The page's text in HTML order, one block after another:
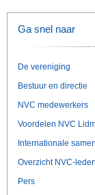
Ga snel naar
De vereniging
Bestuur en directie
NVC medewerkers
Voordelen NVC
Internationale
Overzicht NVC-leden
Pers